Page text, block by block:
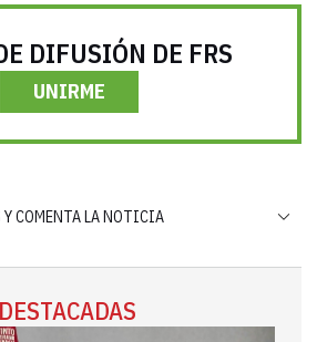
DIFUSIÓN DE FRS
UNIRME
Y COMENTA LA NOTICIA